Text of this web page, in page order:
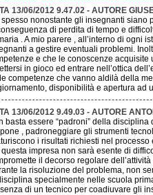
13/06/2012 9.47.02 - AUTORE
spesso nonostante gli insegnanti
di perdita di tempo e
. A mio parere , all’interno di ogni
a gestire eventuali problemi.
e che le conoscenze
in gioco ed entrare nell’ottica
competenze che vanno aldilà della
disponibilità e apertura ad
13/06/2012 9.49.03 - AUTORE
basta essere “padroni” della
, padroneggiare gli strumenti
i risultati richiesti nel
questa impresa non sarà esente di
il decorso regolare
la risoluzione del problema, non
specialmente nelle scuola
di un tecnico per coadiuvare gli